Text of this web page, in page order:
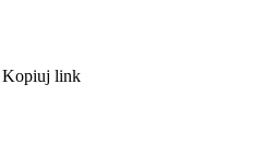
Kopiuj link